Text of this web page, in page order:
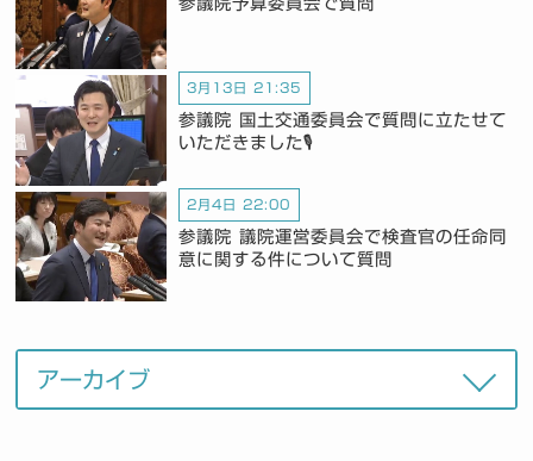
3月13日 21:35
参議院 国土交通委員会で質問に立たせて
いただきました🎙️
2月4日 22:00
参議院 議院運営委員会で検査官の任命同
意に関する件について質問